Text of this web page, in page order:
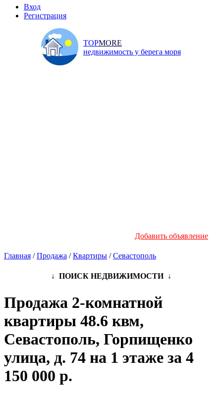
Вход
Регистрация
TOPMORE
недвижимость у берега моря
Добавить объявление
Главная /Продажа /Квартиры /Севастополь
↓ ПОИСК НЕДВИЖИМОСТИ ↓
Продажа 2-комнатной
квартиры 48.6 квм,
Севастополь, Горпищенко
улица, д. 74 на 1 этаже за 4
150 000 р.